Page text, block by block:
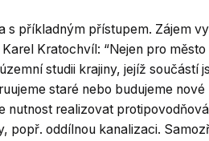
s příkladným přístupem. Zájem
Kratochvíl: “Nejen pro
studii krajiny, jejíž součástí
staré nebo budujeme
nutnost realizovat
popř. oddílnou kanalizaci.